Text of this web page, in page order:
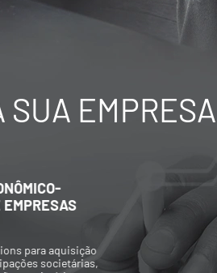
SUA EMPRESA
CONTÁBIL
Apoio ao
com visitas "in